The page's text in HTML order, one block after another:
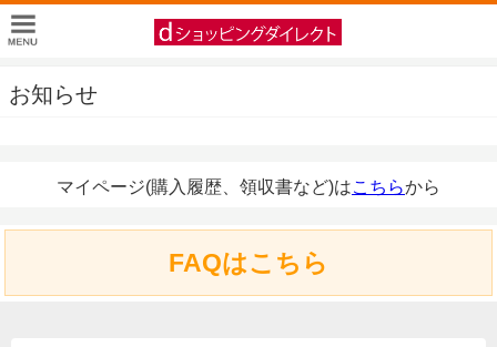
お知らせ
マイページ(購入履歴、領収書など)はこちらから
FAQはこちら